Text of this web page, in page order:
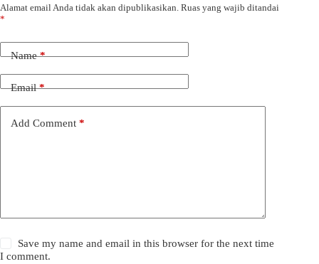
Alamat email Anda tidak akan dipublikasikan. Ruas yang wajib ditandai
*
Name*
Email*
Add Comment *
Save my name and email in this browser for the next time
I comment.